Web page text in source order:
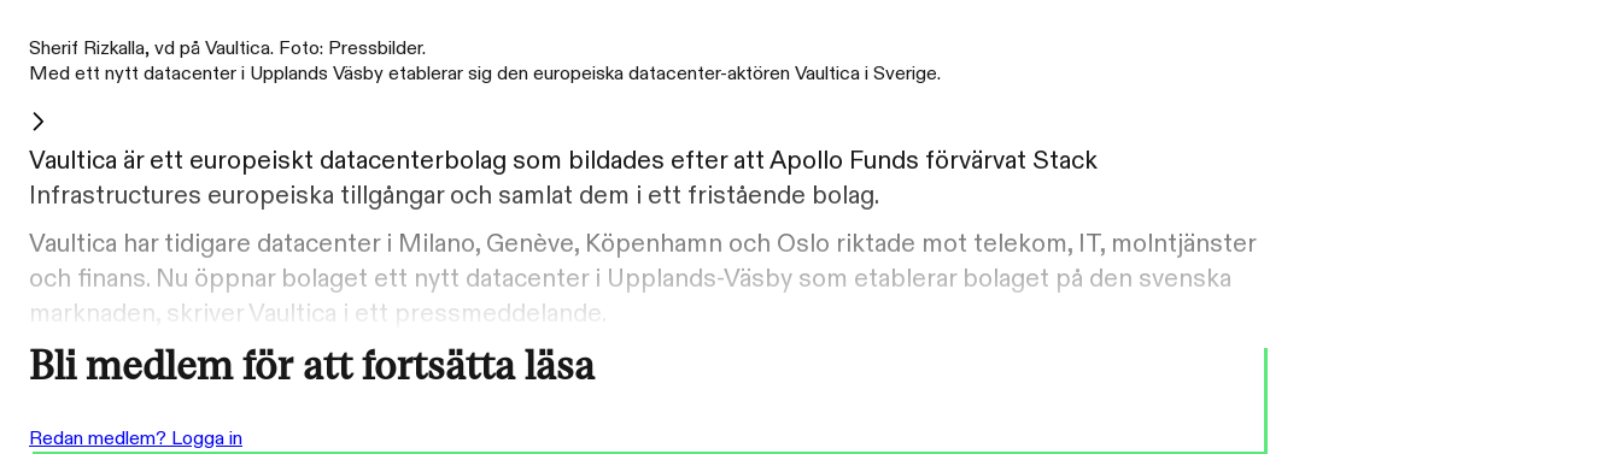
Sherif Rizkalla, vd på Vaultica. Foto: Pressbilder.
Med ett nytt datacenter i Upplands Väsby etablerar sig den europeiska datacenter-aktören Vaultica i Sverige.
Vaultica är ett europeiskt datacenterbolag som bildades efter att Apollo Funds förvärvat Stack
Infrastructures europeiska tillgångar och samlat dem i ett fristående bolag.
Vaultica har tidigare datacenter i Milano, Genève, Köpenhamn och Oslo riktade mot telekom, IT, molntjänster
och finans. Nu öppnar bolaget ett nytt datacenter i Upplands-Väsby som etablerar bolaget på den svenska
marknaden, skriver Vaultica i ett pressmeddelande.
Bli medlem för att fortsätta läsa
Redan medlem? Logga in